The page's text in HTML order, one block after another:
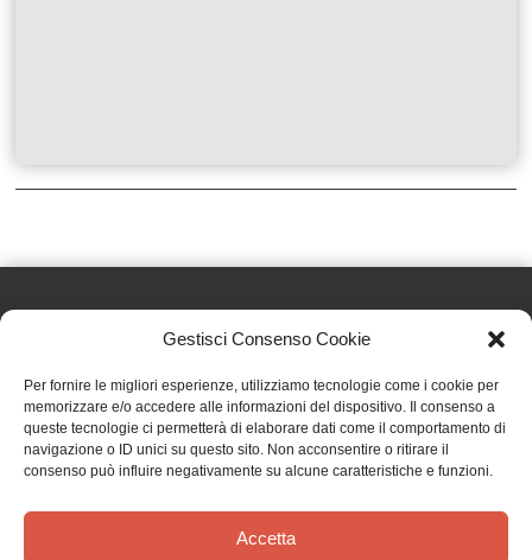
Gestisci Consenso Cookie
Per fornire le migliori esperienze, utilizziamo tecnologie come i cookie per
memorizzare e/o accedere alle informazioni del dispositivo. Il consenso a
queste tecnologie ci permetterà di elaborare dati come il comportamento di
navigazione o ID unici su questo sito. Non acconsentire o ritirare il
consenso può influire negativamente su alcune caratteristiche e funzioni.
Accetta
Effatà Editrice di Pellegrino Paolo SAS
C.F. e P.IVA 09655250018
Via Tre Denti, 1 - 10060 Cantalupa (TO)
Telefono: (+39) 0121 353452 - Fax: (+39) 0121 353839